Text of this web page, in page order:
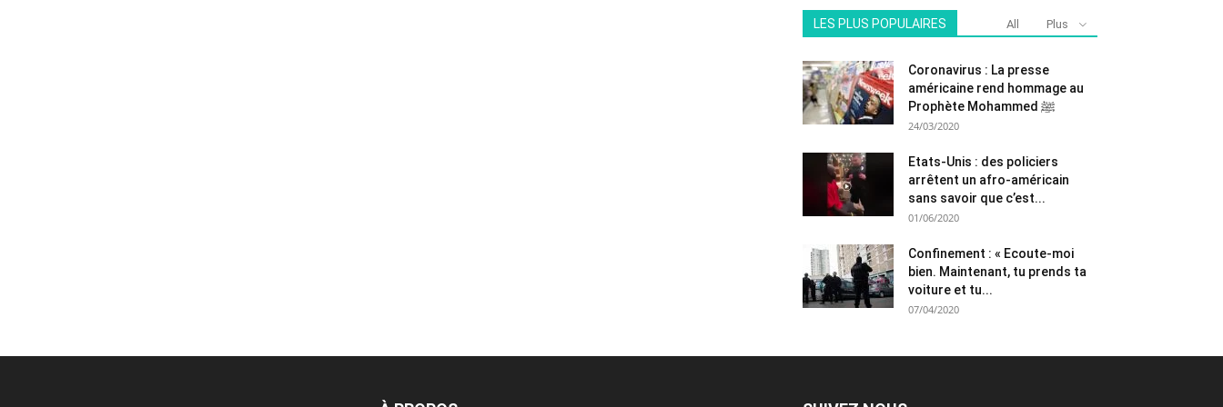
LES PLUS POPULAIRES All Plus
Coronavirus : La presse
américaine rend hommage au
Prophète Mohammed ﷺ
24/03/2020
Etats-Unis : des policiers
arrêtent un afro-américain
sans savoir que c’est...
01/06/2020
Confinement : « Ecoute-moi
bien. Maintenant, tu prends ta
voiture et tu...
07/04/2020